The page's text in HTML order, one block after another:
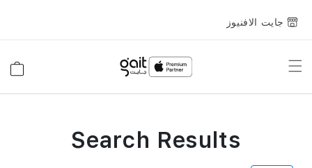
جايت الافنيوز
Toggle
Search Results